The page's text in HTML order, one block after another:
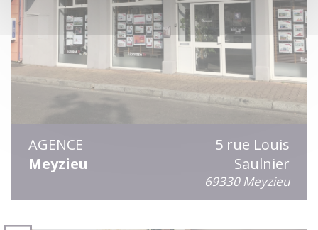
AGENCE
Meyzieu
5 rue Louis
Saulnier
69330 Meyzieu